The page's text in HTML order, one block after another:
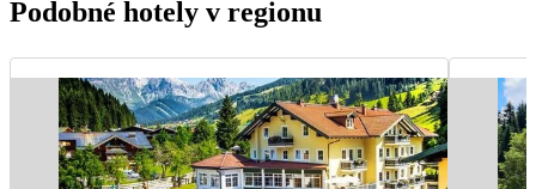
Podobné hotely v regionu